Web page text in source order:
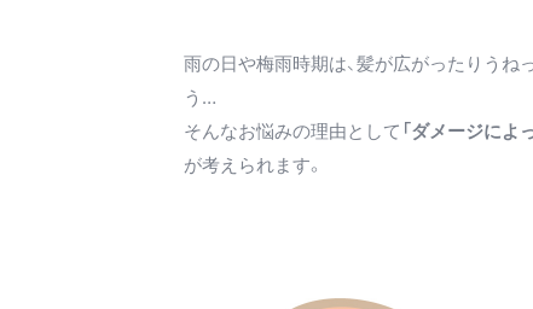
雨の日や梅雨時期は、髪が広がったりうね
う…
そんなお悩みの理由として 「ダメージによ
が考えられます。